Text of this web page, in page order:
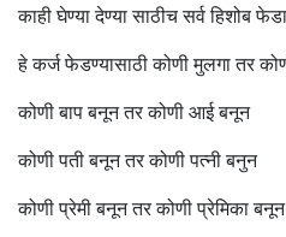
काही घेण्या देण्या साठीच सर्व हिशोब
हे कर्ज फेडण्यासाठी कोणी मुलगा तर
कोणी बाप बनून तर कोणी आई बनून
कोणी पती बनून तर कोणी पत्नी बनुन
कोणी प्रेमी बनून तर कोणी प्रेमिका बनून